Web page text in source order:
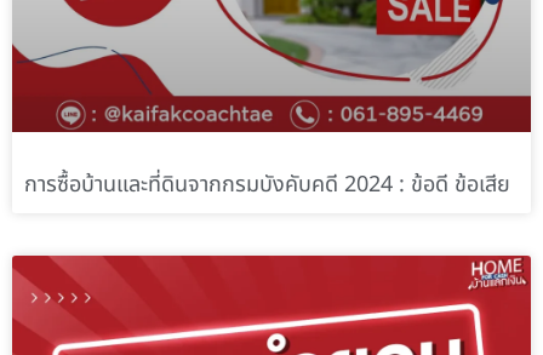
การซื้อบ้านและที่ดินจากกรมบังคับคดี 2024 : ข้อดี ข้อเสีย